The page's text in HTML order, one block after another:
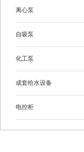
离心泵
自吸泵
化工泵
成套给水设备
电控柜